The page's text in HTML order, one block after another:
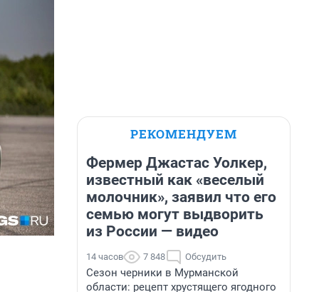
РЕКОМЕНДУЕМ
Фермер Джастас Уолкер,
известный как «веселый
молочник», заявил что его
семью могут выдворить
из России — видео
14 часов 7 848 Обсудить
Сезон черники в Мурманской
области: рецепт хрустящего ягодного